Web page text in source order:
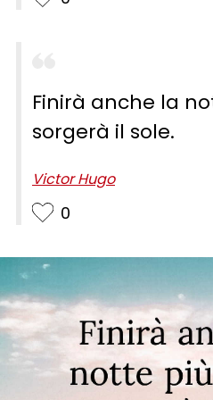
Finirà anche la
sorgerà il sole.
Victor Hugo
0